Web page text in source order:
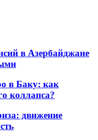
в Азербайджане
в Баку: как
коллапса?
движение